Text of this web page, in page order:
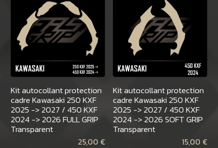
Kit autocollant protection
cadre Kawasaki 250 KXF
2025 -> 2027 / 450 KXF
2024 -> 2026 FULL GRIP
Transparent
25,00 €
Kit autocollant protection
cadre Kawasaki 250 KXF
2025 -> 2027 / 450 KXF
2024 -> 2026 SOFT GRIP
Transparent
15,00 €